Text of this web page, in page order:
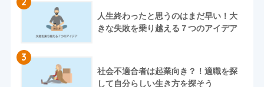
人生終わったと思うのはまだ早い！大
きな失敗を乗り越える７つのアイデア
3
社会不適合者は起業向き？！適職を探
して自分らしい生き方を探そう